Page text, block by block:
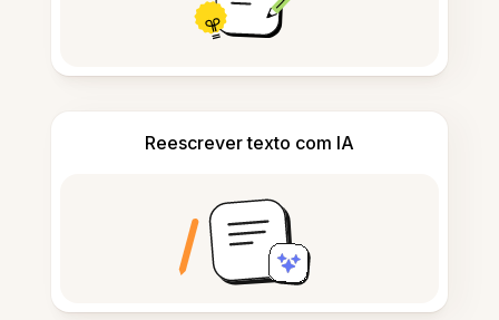
Reescrever texto com IA